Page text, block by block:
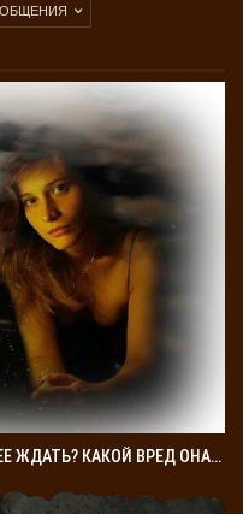
ЖДАТЬ? КАКОЙ ВРЕД ОНА…